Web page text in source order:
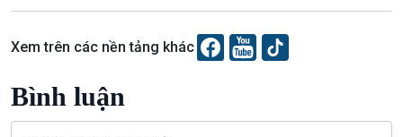
Xem trên các nền tảng khác
Bình luận